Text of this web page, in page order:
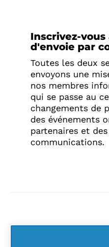
Inscrivez-
d'envoie par
Toutes les deux
envoyons une
nos membres
qui se passe au
changements de
des événements
partenaires et
communications.